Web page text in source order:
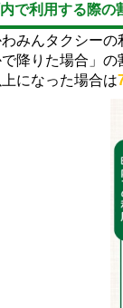
で利用する際の
みんタクシーの
で降りた場合」
上になった場合は